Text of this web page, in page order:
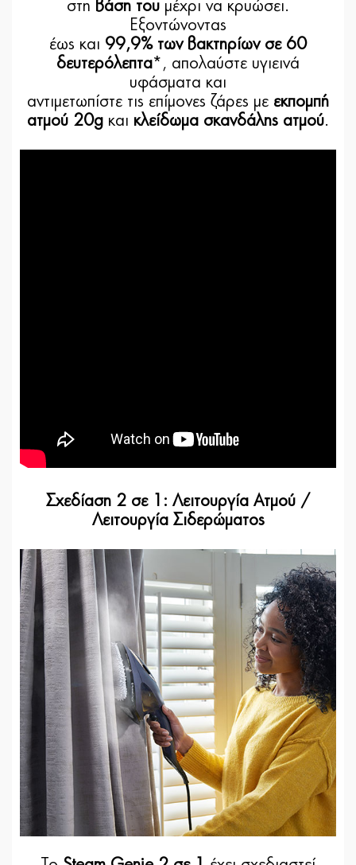
στη βάση του μέχρι να κρυώσει.
Εξοντώνοντας
έως και 99,9% των βακτηρίων σε 60
δευτερόλεπτα*, απολαύστε υγιεινά
υφάσματα και
αντιμετωπίστε τις επίμονες ζάρες με εκπομπή
ατμού 20g και κλείδωμα σκανδάλης ατμού.
Σχεδίαση 2 σε 1: Λειτουργία Ατμού /
Λειτουργία Σιδερώματος